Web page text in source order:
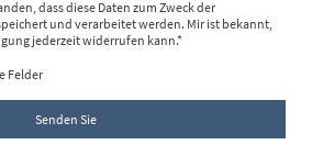
dass diese Daten zum Zweck der
und verarbeitet werden. Mir ist bekannt,
jederzeit widerrufen kann.*
Felder
Senden Sie